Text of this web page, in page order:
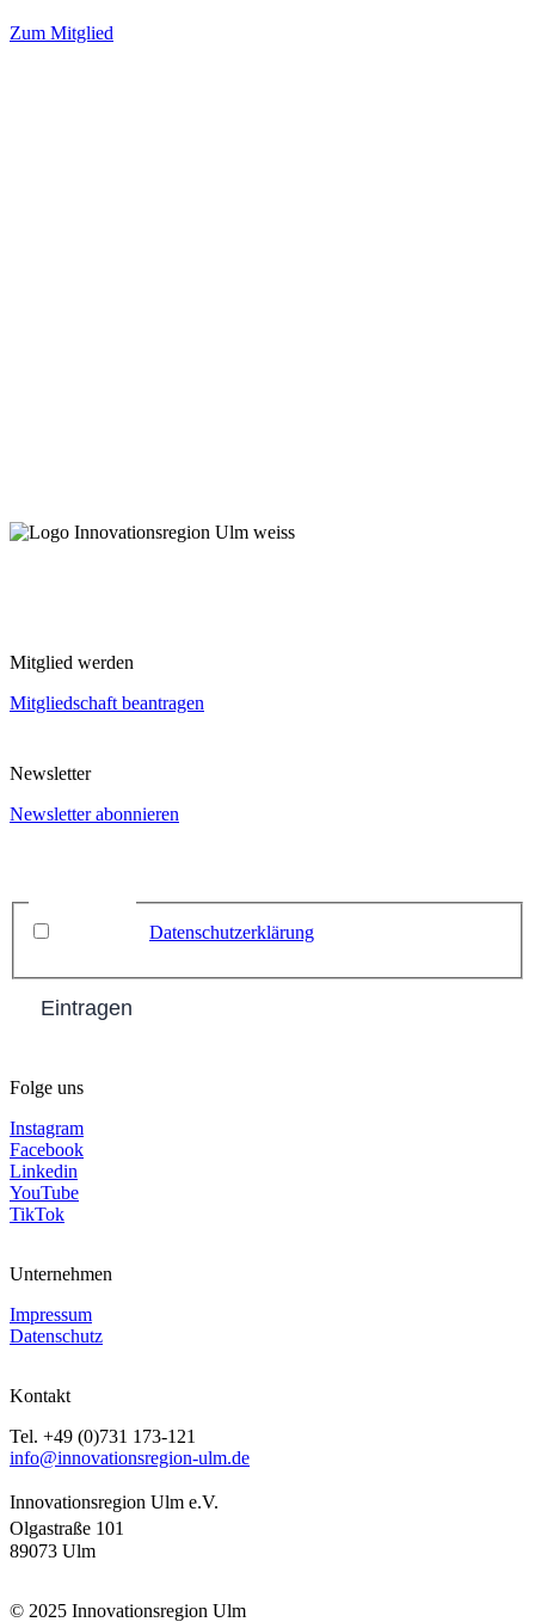
Zum Mitglied
Mitglied werden
Mitgliedschaft beantragen
Newsletter
Newsletter abonnieren
Datenschutzerklärung
Eintragen
Folge uns
Instagram
Facebook
Linkedin
YouTube
TikTok
Unternehmen
Impressum
Datenschutz
Kontakt
Tel. +49 (0)731 173-121
info@innovationsregion-ulm.de
Innovationsregion Ulm e.V.
Olgastraße 101
89073 Ulm
© 2025 Innovationsregion Ulm